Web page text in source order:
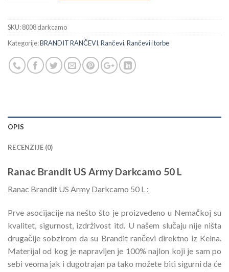
SKU:8008 darkcamo
Kategorije:BRANDIT RANČEVI,Rančevi,Rančevi i torbe
OPIS
RECENZIJE (0)
Ranac Brandit US Army Darkcamo 50 L
Ranac Brandit US Army Darkcamo 50 L :
Prve asocijacije na nešto što je proizvedeno u Nemačkoj su
kvalitet, sigurnost, izdrživost itd. U našem slučaju nije ništa
drugačije sobzirom da su Brandit rančevi direktno iz Kelna.
Materijal od kog je napravljen je 100% najlon koji je sam po
sebi veoma jak i dugotrajan pa tako možete biti sigurni da će